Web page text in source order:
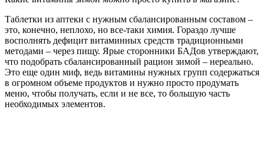
Таблетки из аптеки с нужным сбалансированным составом –
это, конечно, неплохо, но все-таки химия. Гораздо лучше
восполнять дефицит витаминных средств традиционными
методами – через пищу. Ярые сторонники БАДов утверждают,
что подобрать сбалансированный рацион зимой – нереально.
Это еще один миф, ведь витамины нужных групп содержаться
в огромном объеме продуктов и нужно просто продумать
меню, чтобы получать, если и не все, то большую часть
необходимых элементов.